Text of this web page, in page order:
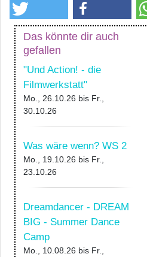
Das könnte dir auch
gefallen
"Und Action! - die
Filmwerkstatt"
Mo., 26.10.26 bis Fr.,
30.10.26
Was wäre wenn? WS 2
Mo., 19.10.26 bis Fr.,
23.10.26
Dreamdancer - DREAM
BIG - Summer Dance
Camp
Mo., 10.08.26 bis Fr.,